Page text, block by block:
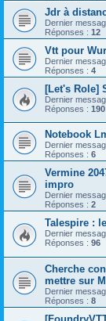
Jdr à
Dernier
Réponses : 12
Vtt pour
Dernier
Réponses : 4
[Let's Role]
Dernier
Réponses : 190
Notebook
Dernier
Réponses : 6
Vermine
impro
Dernier
Réponses : 2
Talespire :
Dernier
Réponses : 96
Cherche
mettre sur
Dernier
Réponses : 8